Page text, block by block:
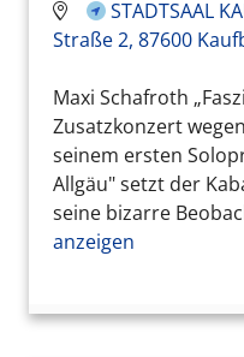
STADTSAAL
Straße 2, 87600
Maxi Schafroth
Zusatzkonzert
seinem ersten
Allgäu" setzt der
seine bizarre
anzeigen